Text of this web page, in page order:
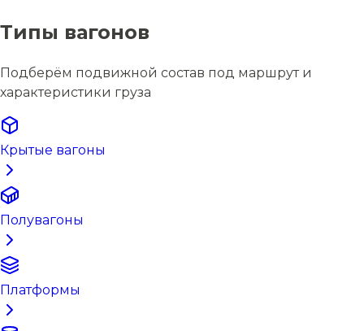
Типы вагонов
Подберём подвижной состав под маршрут и
характеристики груза
Крытые вагоны
Полувагоны
Платформы